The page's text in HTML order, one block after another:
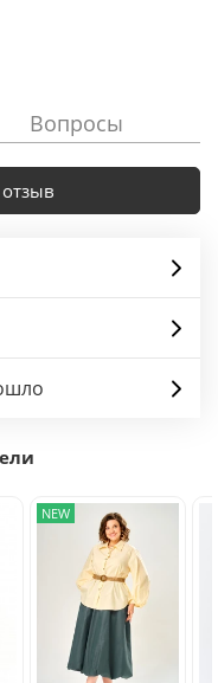
Вопросы
NEW